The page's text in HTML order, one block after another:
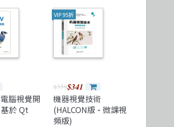
腦視覺開
於 Qt
VIP 95折
$359$341
機器視覺技術
(HALCON版·微課視
頻版)